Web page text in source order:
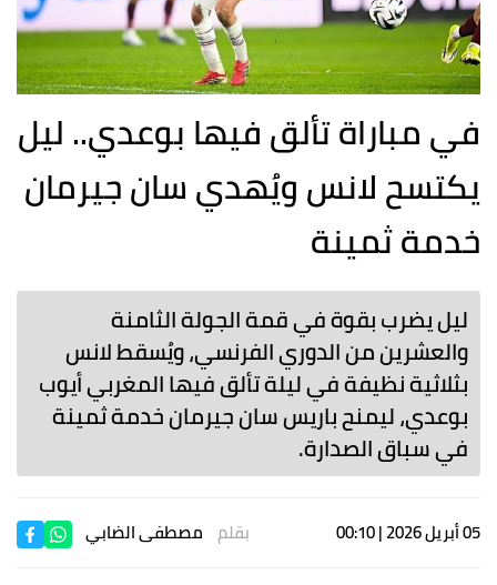
في مباراة تألق فيها بوعدي.. ليل
يكتسح لانس ويُهدي سان جيرمان
خدمة ثمينة
ليل يضرب بقوة في قمة الجولة الثامنة
والعشرين من الدوري الفرنسي، ويُسقط لانس
بثلاثية نظيفة في ليلة تألق فيها المغربي أيوب
بوعدي، ليمنح باريس سان جيرمان خدمة ثمينة
في سباق الصدارة.
05 أبريل 2026 | 00:10 بقلم مصطفى الضابي